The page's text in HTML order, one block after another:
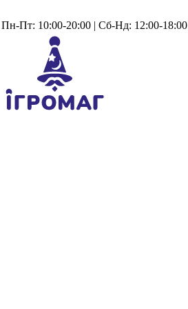
Пн-Пт: 10:00-20:00 | Сб-Нд: 12:00-18:00